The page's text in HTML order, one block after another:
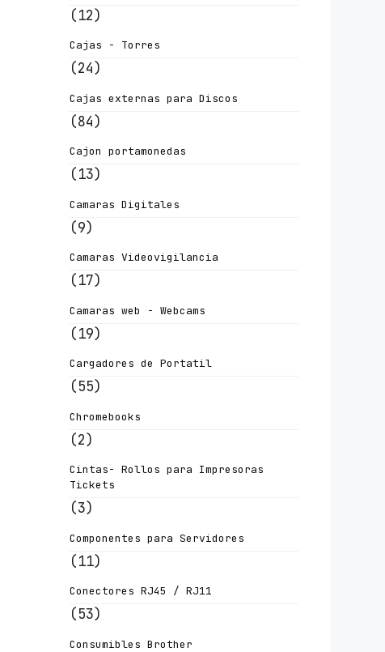
(12)
Cajas - Torres
(24)
Cajas externas para Discos
(84)
Cajon portamonedas
(13)
Camaras Digitales
(9)
Camaras Videovigilancia
(17)
Camaras web - Webcams
(19)
Cargadores de Portatil
(55)
Chromebooks
(2)
Cintas- Rollos para Impresoras
Tickets
(3)
Componentes para Servidores
(11)
Conectores RJ45 / RJ11
(53)
Consumibles Brother